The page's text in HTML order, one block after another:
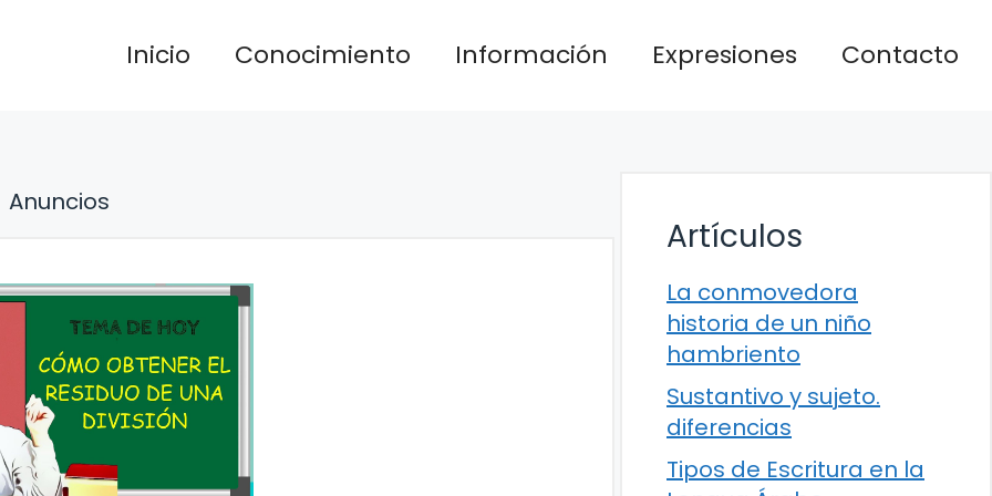
Inicio Conocimiento Información Expresiones Contacto
Anuncios
Artículos
La conmovedora
historia de un niño
hambriento
Sustantivo y sujeto.
diferencias
Tipos de Escritura en la